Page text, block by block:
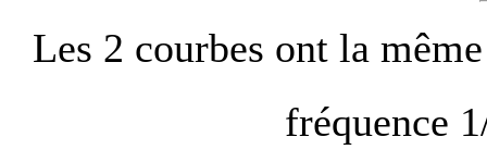
Les 2 courbes ont la
fréquence